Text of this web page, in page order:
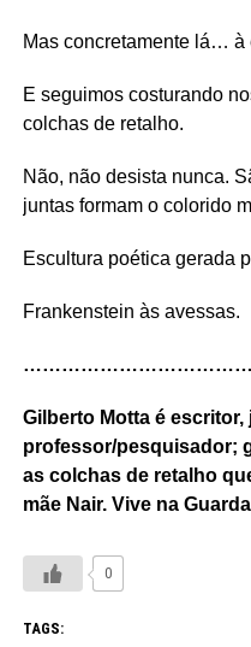
Mas concretamente lá… à
E seguimos costurando
colchas de retalho.
Não, não desista nunca.
juntas formam o colorido
Escultura poética gerada
Frankenstein às avessas.
Gilberto Motta é escritor,
professor/pesquisador;
as colchas de retalho
mãe Nair. Vive na
0
TAGS: